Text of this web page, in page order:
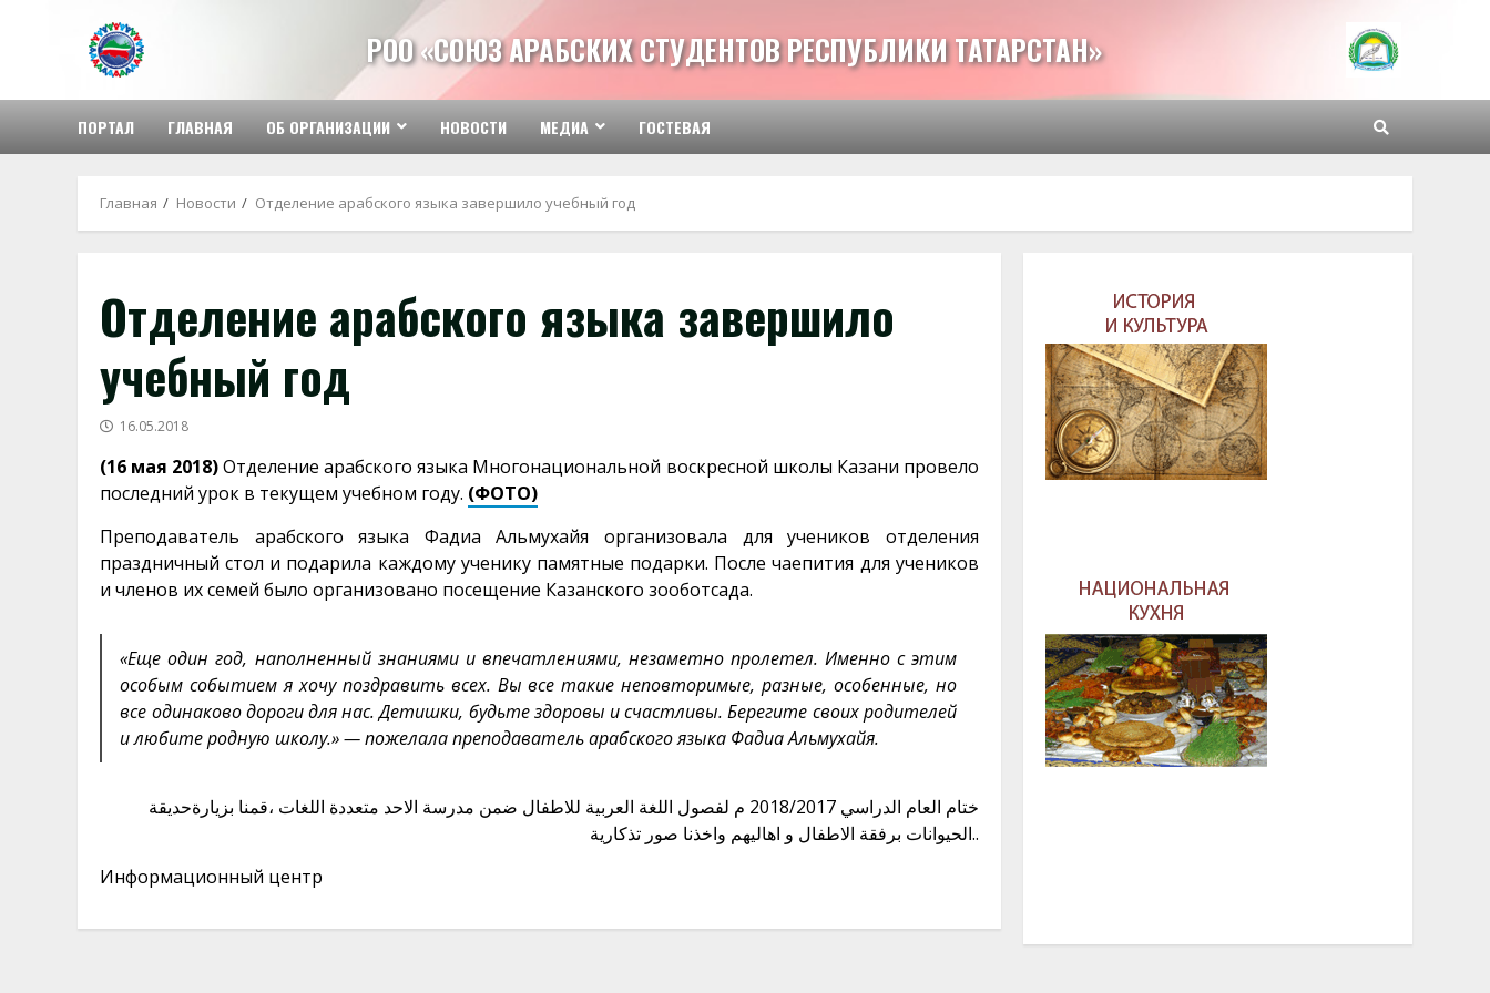
содержимому
РОО «СОЮЗ АРАБСКИХ СТУДЕНТОВ РЕСПУБЛИКИ ТАТАРСТАН»
ПОРТАЛ ГЛАВНАЯ ОБ ОРГАНИЗАЦИИ НОВОСТИ МЕДИА ГОСТЕВАЯ
Главная Новости Отделение арабского языка завершило учебный год
Отделение арабского языка завершило
учебный год
16.05.2018
(16 мая 2018)Отделение арабского языка Многонациональной воскресной школы Казани провело
последний урок в текущем учебном году. (ФОТО)
Преподаватель арабского языка Фадиа Альмухайя организовала для учеников отделения
праздничный стол и подарила каждому ученику памятные подарки. После чаепития для учеников
и членов их семей было организовано посещение Казанского зооботсада.
«Еще один год, наполненный знаниями и впечатлениями, незаметно пролетел. Именно с этим
особым событием я хочу поздравить всех. Вы все такие неповторимые, разные, особенные, но
все одинаково дороги для нас.Детишки, будьте здоровы и счастливы. Берегите своих родителей
и любите родную школу.» — пожелала преподаватель арабского языка Фадиа Альмухайя.
ختام العام الدراسي 2018/2017 م لفصول اللغة العربية للاطفال ضمن مدرسة الاحد متعددة اللغات ،قمنا بزيارةحديقة
الحيوانات برفقة الاطفال و اهاليهم واخذنا صور تذكارية..
Информационный центр